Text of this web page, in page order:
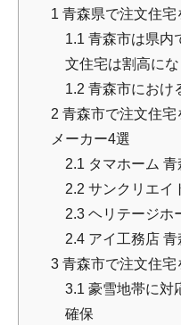
1 青森県で注文住
1.1 青森市は県内
文住宅は割高に
1.2 青森市におけ
2 青森市で注文住宅
メーカー4選
2.1 タマホーム
2.2 サンクリエイ
2.3 ヘリテージホ
2.4 アイ工務店
3 青森市で注文住宅
3.1 豪雪地帯に対
確保